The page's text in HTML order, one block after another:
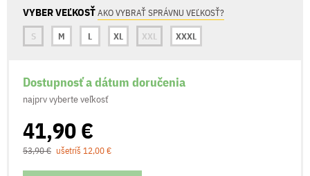
VYBER VEĽKOSŤAKO VYBRAŤ SPRÁVNU VEĽKOSŤ?
S
M L XL XXL XXXL
Dostupnosť a dátum doručenia
najprv vyberte veľkosť
41,90 €
53,90 € ušetríš 12,00 €